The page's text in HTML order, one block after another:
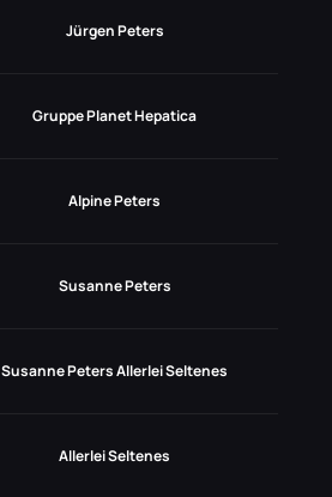
Jürgen Peters
Gruppe Planet Hepatica
Alpine Peters
Susanne Peters
Susanne Peters Allerlei Seltenes
Allerlei Seltenes